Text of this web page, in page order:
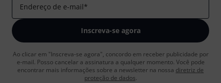
Endereço de e-mail*
Inscreva-se agora
Ao clicar em "Inscreva-se agora", concordo em receber publicidade por
e-mail. Posso cancelar a assinatura a qualquer momento. Você pode
encontrar mais informações sobre a newsletter na nossa diretriz de
proteção de dados.